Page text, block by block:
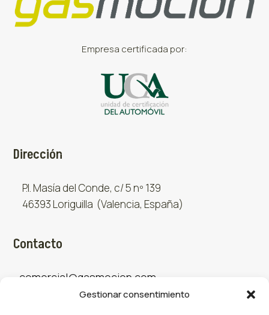
Gestionar consentimiento
Empresa certificada por:
Dirección
P.I. Masía del Conde, c/ 5 nº 139
46393 Loriguilla (Valencia, España)
Contacto
comercial@gasmocion.com